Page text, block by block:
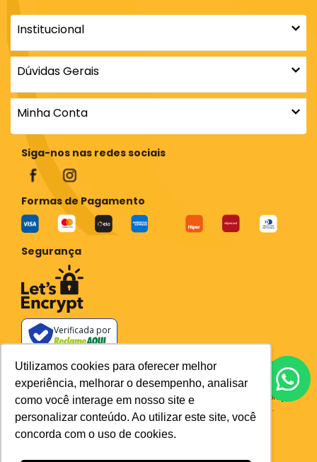
Utilizamos cookies para oferecer melhor
experiência, melhorar o desempenho, analisar
como você interage em nosso site e
personalizar conteúdo. Ao utilizar este site, você
concorda com o uso de cookies.
Institucional
Dúvidas Gerais
Minha Conta
Siga-nos nas redes sociais
Formas de Pagamento
Segurança
Verificada por
Todos os preços e condições deste site são válidos apenas para compras
no site e não se aplicam a Loja Física. Destacamos que os preços
previstos no site prevalecem aos demais anunciados em outros meios
de comunicação e sites de buscas. Em caso de divergência do preço e
condições no site, o valor válido é sempre o do carrinho de compras.
Plataforma